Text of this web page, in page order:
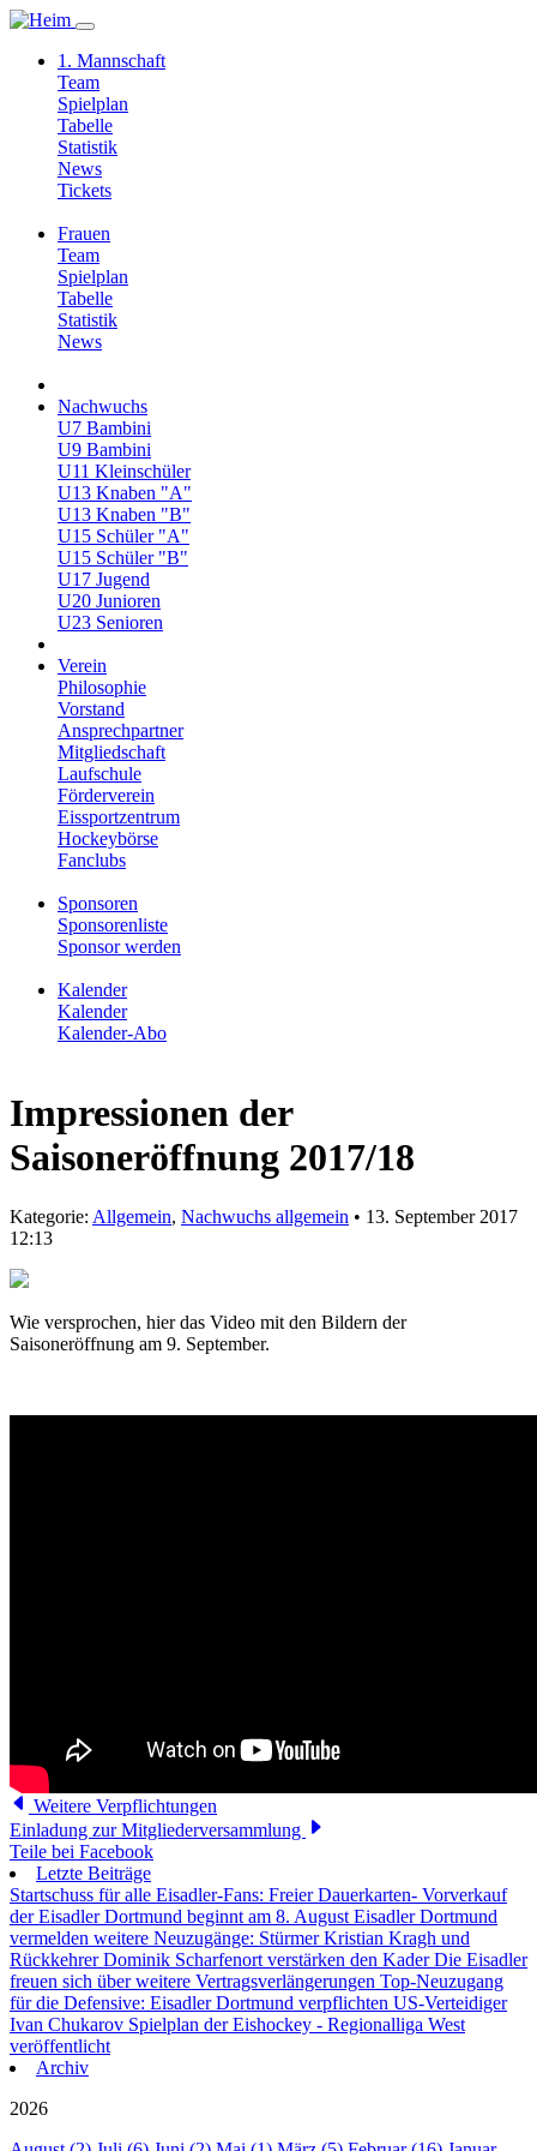
1. Mannschaft
Team
Spielplan
Tabelle
Statistik
News
Tickets
Frauen
Team
Spielplan
Tabelle
Statistik
News
Nachwuchs
U7 Bambini
U9 Bambini
U11 Kleinschüler
U13 Knaben "A"
U13 Knaben "B"
U15 Schüler "A"
U15 Schüler "B"
U17 Jugend
U20 Junioren
U23 Senioren
Verein
Philosophie
Vorstand
Ansprechpartner
Mitgliedschaft
Laufschule
Förderverein
Eissportzentrum
Hockeybörse
Fanclubs
Sponsoren
Sponsorenliste
Sponsor werden
Kalender
Kalender
Kalender-Abo
Impressionen der
Saisoneröffnung 2017/18
Kategorie: Allgemein, Nachwuchs allgemein • 13. September 2017
12:13
Wie versprochen, hier das Video mit den Bildern der
Saisoneröffnung am 9. September.
Weitere Verpflichtungen
Einladung zur Mitgliederversammlung
Teile bei Facebook
Letzte Beiträge
Startschuss für alle Eisadler-Fans: Freier Dauerkarten- Vorverkauf
der Eisadler Dortmund beginnt am 8. August Eisadler Dortmund
vermelden weitere Neuzugänge: Stürmer Kristian Kragh und
Rückkehrer Dominik Scharfenort verstärken den KaderDie Eisadler
freuen sich über weitere Vertragsverlängerungen Top-Neuzugang
für die Defensive: Eisadler Dortmund verpflichten US-Verteidiger
Ivan Chukarov Spielplan der Eishockey - Regionalliga West
veröffentlicht
Archiv
2026